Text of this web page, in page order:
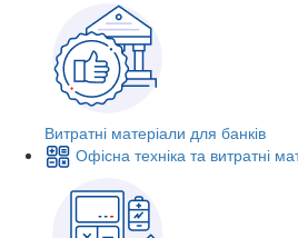
Витратні матеріали для банків
Офісна техніка та витратні